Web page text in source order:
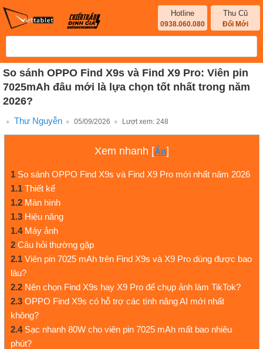
Hotline
0938.060.080
Thu Cũ
Đổi Mới
So sánh OPPO Find X9s và Find X9 Pro: Viên pin
7025mAh đâu mới là lựa chọn tốt nhất trong năm
2026?
Thư Nguyễn 05/09/2026 Lượt xem: 248
Xem nhanh [Ẩn]
1 So sánh OPPO Find X9s và Find X9 Pro mới nhất năm 2026
1.1 Thiết kế
1.2 Màn hình
1.3 Hiệu năng
1.4 Máy ảnh
2 Câu hỏi thường gặp
2.1 Viên pin 7025 mAh trên Find X9s và X9 Pro dùng được bao
lâu?
2.2 Nên chọn Find X9s hay X9 Pro để chụp ảnh làm TikTok?
2.3 OPPO Find X9s có hỗ trợ các tính năng AI mới nhất
không?
2.4 Sạc nhanh 80W cho viên pin 7025 mAh mất bao nhiêu
phút?